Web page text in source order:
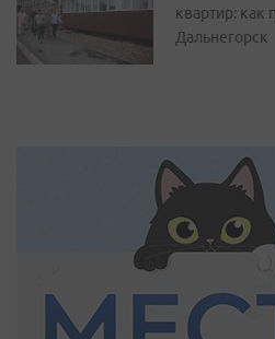
квартир: как
Дальнегорск